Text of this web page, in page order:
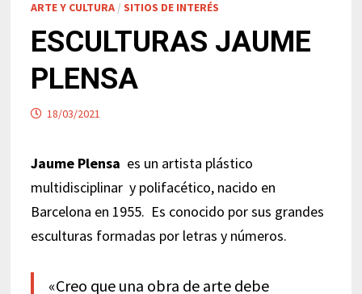
ARTE Y CULTURA/ SITIOS DE INTERÉS
ESCULTURAS JAUME
PLENSA
18/03/2021
Jaume Plensa es un artista plástico
multidisciplinar y polifacético, nacido en
Barcelona en 1955. Es conocido por sus grandes
esculturas formadas por letras y números.
«Creo que una obra de arte debe